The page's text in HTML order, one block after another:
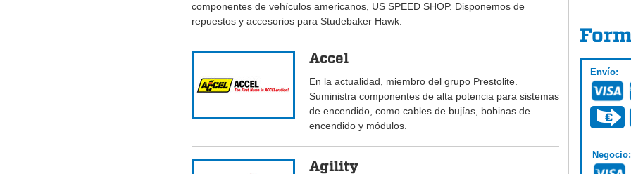
componentes de vehículos americanos, US SPEED SHOP. Disponemos de
repuestos y accesorios para Studebaker Hawk.
Accel
En la actualidad, miembro del grupo Prestolite.
Suministra componentes de alta potencia para sistemas
de encendido, como cables de bujías, bobinas de
encendido y módulos.
Agility
Envío:
Negocio: